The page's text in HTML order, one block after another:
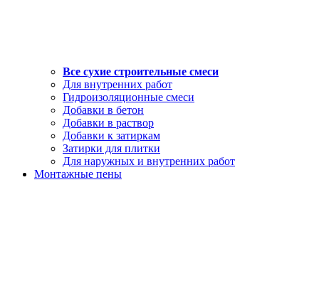
Все сухие строительные смеси
Для внутренних работ
Гидроизоляционные смеси
Добавки в бетон
Добавки в раствор
Добавки к затиркам
Затирки для плитки
Для наружных и внутренних работ
Монтажные пены